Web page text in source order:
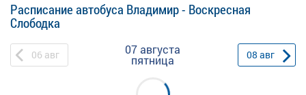
Расписание автобуса Владимир - Воскресная
Слободка
06 авг 07 августа
пятница 08 авг